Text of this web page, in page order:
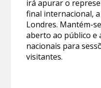
irá apurar o
final internacional,
Londres. Mantém-
aberto ao público e
nacionais para
visitantes.